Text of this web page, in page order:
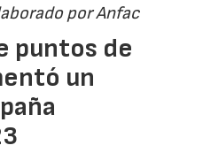
por Anfac
puntos de
un